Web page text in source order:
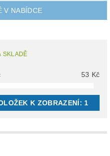
V NABÍDCE
SKLADĚ
53 Kč
K ZOBRAZENÍ:1